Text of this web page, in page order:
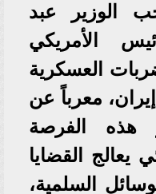
الوزير عبد
الأمريكي
العسكرية
معرباً عن
هذه الفرصة
يعالج القضايا
السلمية،